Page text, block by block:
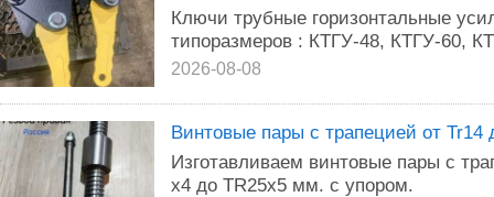
Ключи трубные горизонтальные
типоразмеров : КТГУ-48, КТГУ-60,
2026-08-08
Винтовые пары с трапецией от Tr14
Изготавливаем винтовые пары с
х4 до TR25х5 мм. с упором.